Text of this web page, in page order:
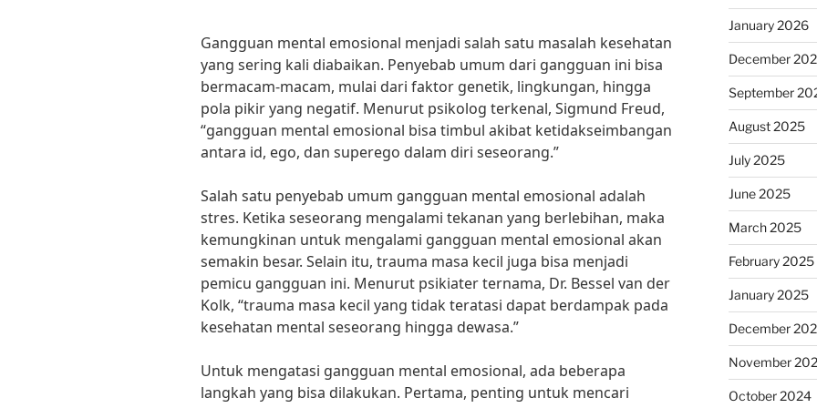
Gangguan mental emosional menjadi salah satu masalah kesehatan
yang sering kali diabaikan. Penyebab umum dari gangguan ini bisa
bermacam-macam, mulai dari faktor genetik, lingkungan, hingga
pola pikir yang negatif. Menurut psikolog terkenal, Sigmund Freud,
“gangguan mental emosional bisa timbul akibat ketidakseimbangan
antara id, ego, dan superego dalam diri seseorang.”
Salah satu penyebab umum gangguan mental emosional adalah
stres. Ketika seseorang mengalami tekanan yang berlebihan, maka
kemungkinan untuk mengalami gangguan mental emosional akan
semakin besar. Selain itu, trauma masa kecil juga bisa menjadi
pemicu gangguan ini. Menurut psikiater ternama, Dr. Bessel van der
Kolk, “trauma masa kecil yang tidak teratasi dapat berdampak pada
kesehatan mental seseorang hingga dewasa.”
Untuk mengatasi gangguan mental emosional, ada beberapa
langkah yang bisa dilakukan. Pertama, penting untuk mencari
January 2026
December
September
August 2025
July 2025
June 2025
March 2025
February 2025
January 2025
December
November
October 2024